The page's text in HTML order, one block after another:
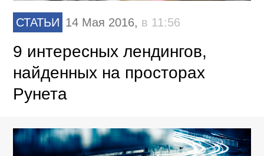
СТАТЬИ 14 Мая 2016, в 11:56
9 интересных лендингов,
найденных на просторах
Рунета